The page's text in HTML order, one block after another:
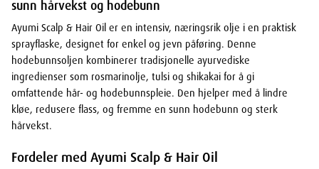
sunn hårvekst og hodebunn
Ayumi Scalp & Hair Oil er en intensiv, næringsrik olje i en praktisk
sprayflaske, designet for enkel og jevn påføring. Denne
hodebunnsoljen kombinerer tradisjonelle ayurvediske
ingredienser som rosmarinolje, tulsi og shikakai for å gi
omfattende hår- og hodebunnspleie. Den hjelper med å lindre
kløe, redusere flass, og fremme en sunn hodebunn og sterk
hårvekst.
Fordeler med Ayumi Scalp & Hair Oil